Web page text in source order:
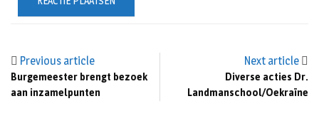
Previous article
Burgemeester brengt bezoek
aan inzamelpunten
Next article
Diverse acties Dr.
Landmanschool/Oekraïne